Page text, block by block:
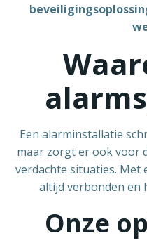
Een alarminstallatie
maar zorgt er ook voor
verdachte situaties. Met
altijd verbonden en
Onze